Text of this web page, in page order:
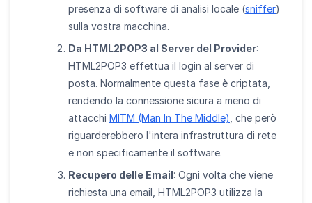
presenza di software di analisi locale (sniffer)
sulla vostra macchina.
Da HTML2POP3 al Server del Provider:
HTML2POP3 effettua il login al server di
posta. Normalmente questa fase è criptata,
rendendo la connessione sicura a meno di
attacchi MITM (Man In The Middle) , che però
riguarderebbero l'intera infrastruttura di rete
e non specificamente il software.
Recupero delle Email: Ogni volta che viene
richiesta una email, HTML2POP3 utilizza la